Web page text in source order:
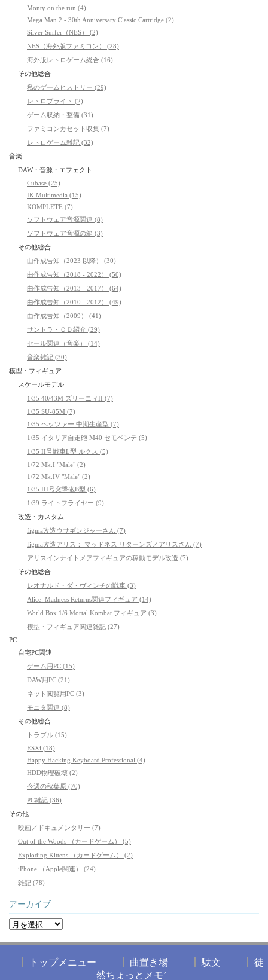
Monty on the run (4)
Mega Man 2 - 30th Anniversary Classic Cartridge (2)
Silver Surfer（NES） (2)
NES（海外版ファミコン） (28)
海外版レトロゲーム総合 (16)
その他総合
私のゲームヒストリー (29)
レトロブライト (2)
ゲーム収納・整備 (31)
ファミコンカセット収集 (7)
レトロゲーム雑記 (32)
音楽
DAW・音源・エフェクト
Cubase (25)
IK Multimedia (15)
KOMPLETE (7)
ソフトウェア音源関連 (8)
ソフトウェア音源の箱 (3)
その他総合
曲作成告知（2023 以降） (30)
曲作成告知（2018 - 2022） (50)
曲作成告知（2013 - 2017） (64)
曲作成告知（2010 - 2012） (49)
曲作成告知（2009） (41)
サントラ・ＣＤ紹介 (29)
セール関連（音楽） (14)
音楽雑記 (30)
模型・フィギュア
スケールモデル
1/35 40/43M ズリーニィII (7)
1/35 SU-85M (7)
1/35 ヘッツァー 中期生産型 (7)
1/35 イタリア自走砲 M40 セモベンテ (5)
1/35 II号戦車L型 ルクス (5)
1/72 Mk.I "Male" (2)
1/72 Mk.IV "Male" (2)
1/35 III号突撃砲B型 (6)
1/39 ライトフライヤー (9)
改造・カスタム
figma改造ウサギンジャーさん (7)
figma改造アリス： マッドネス リターンズ／アリスさん (7)
アリスインナイトメアフィギュアの稼動モデル改造 (7)
その他総合
レオナルド・ダ・ヴィンチの戦車 (3)
Alice: Madness Returns関連フィギュア (14)
World Box 1/6 Mortal Kombat フィギュア (3)
模型・フィギュア関連雑記 (27)
PC
自宅PC関連
ゲーム用PC (15)
DAW用PC (21)
ネット閲覧用PC (3)
モニタ関連 (8)
その他総合
トラブル (15)
ESXi (18)
Happy Hacking Keyboard Professional (4)
HDD物理破壊 (2)
今週の秋葉原 (70)
PC雑記 (36)
その他
映画／ドキュメンタリー (7)
Out of the Woods （カードゲーム） (5)
Exploding Kittens （カードゲーム） (2)
iPhone （Apple関連） (24)
雑記 (78)
アーカイブ
トップメニュー 曲置き場 駄文
徒
然ちょっとメモ’